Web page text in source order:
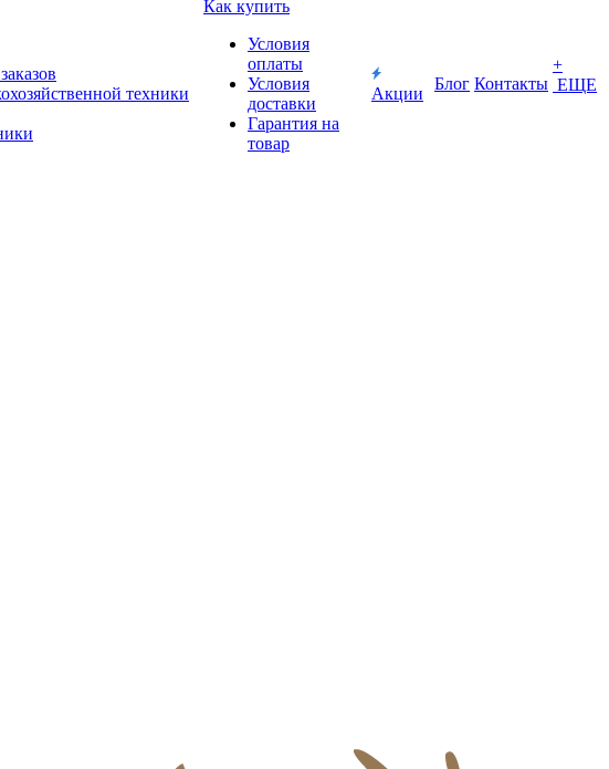
техники
Как купить
Условия
оплаты
Условия
доставки
Гарантия на
товар
Акции
Блог Контакты
+
ЕЩЕ